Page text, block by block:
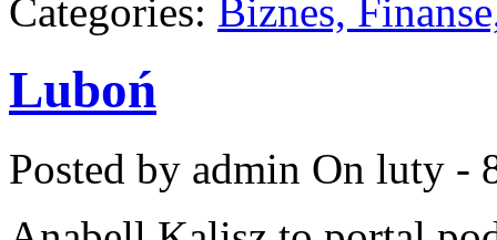
Categories: Biznes,
Luboń
Posted by admin On luty -